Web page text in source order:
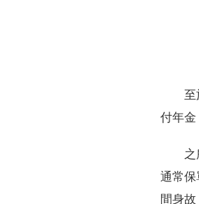
至
付年金
通常
間身